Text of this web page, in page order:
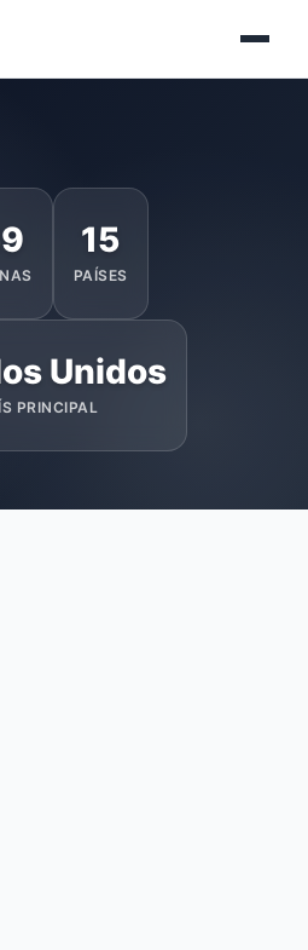
15
PAÍSES
Unidos
PRINCIPAL